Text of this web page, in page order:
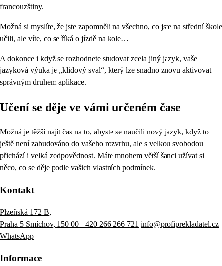
francouzštiny.
Možná si myslíte, že jste zapomněli na všechno, co jste na střední škole
učili, ale víte, co se říká o jízdě na kole…
A dokonce i když se rozhodnete studovat zcela jiný jazyk, vaše
jazyková výuka je „klidový sval“, který lze snadno znovu aktivovat
správným druhem aplikace.
Učení se děje ve vámi určeném čase
Možná je těžší najít čas na to, abyste se naučili nový jazyk, když to
ještě není zabudováno do vašeho rozvrhu, ale s velkou svobodou
přichází i velká zodpovědnost. Máte mnohem větší šanci užívat si
něco, co se děje podle vašich vlastních podmínek.
Kontakt
Plzeňská 172 B,
Praha 5 Smíchov, 150 00 +420 266 266 721 info@profiprekladatel.cz
WhatsApp
Informace